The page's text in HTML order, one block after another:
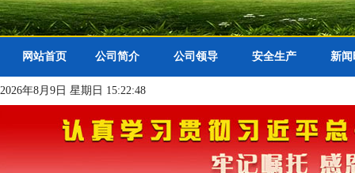
网站首页 公司简介 公司领导 安全生产 新
2026年8月9日 星期日 15:22:49